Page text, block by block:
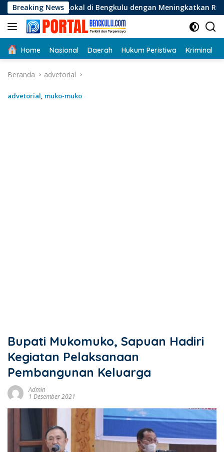
Langsung
ke
konten
Breaking News
di Bengkulu dengan Meningkatkan Ruang Publik dan
Home Nasional Daerah Hukum Peristiwa Kriminal
Beranda advetorial
advetorial, muko-muko
Bupati Mukomuko, Sapuan Hadiri
Kegiatan Pelaksanaan
Pembangunan Keluarga
Admin
1 Desember 2021